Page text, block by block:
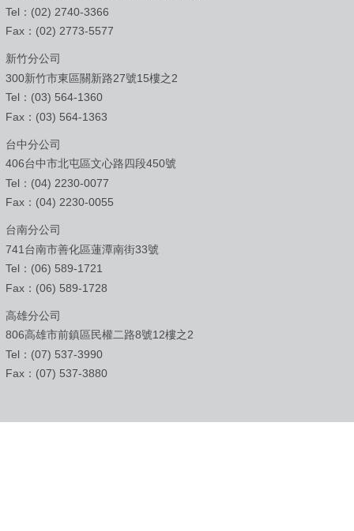
Tel：(02) 2740-3366
Fax：(02) 2773-5577
新竹分公司
300新竹市東區關新路27號15樓之2
Tel：(03) 564-1360
Fax：(03) 564-1363
台中分公司
406台中市北屯區文心路四段450號
Tel：(04) 2230-0077
Fax：(04) 2230-0055
台南分公司
741台南市善化區蓮潭南街33號
Tel：(06) 589-1721
Fax：(06) 589-1728
高雄分公司
806高雄市前鎮區民權二路8號12樓之2
Tel：(07) 537-3990
Fax：(07) 537-3880